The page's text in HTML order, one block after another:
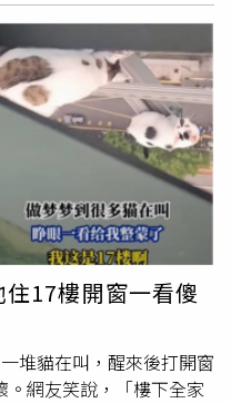
花很多時間。」
絡。當時爸爸也是遭遇生
初幫一個黑道的媽媽辦喪
7槍，還有上新聞。」當
我爸一度命危，我突然離
沒在身邊，但他時刻影響
較那麼多。」她幽默稱爸
底又能爬起來，就算是被
山再起。但生命總有一天
捷準備前往片場拍廣告，
院離世，「偏偏我那天的
上發抖，在演的時候一直
志力完成工作，一路衝往
遇上週五返家潮，一張車
說，我爸過世了，能不能
，我急急忙忙衝去月台
17樓開窗一看傻
堆貓在叫，醒來後打開窗
網友笑說，「樓下全家